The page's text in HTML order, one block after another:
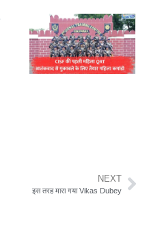
NEXT
इस तरह मारा गया Vikas Dubey